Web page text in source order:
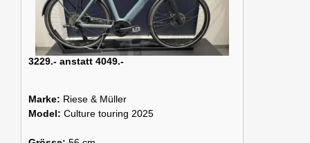
3229.- anstatt 4049.-
Marke: Riese & Müller
Model: Culture touring 2025